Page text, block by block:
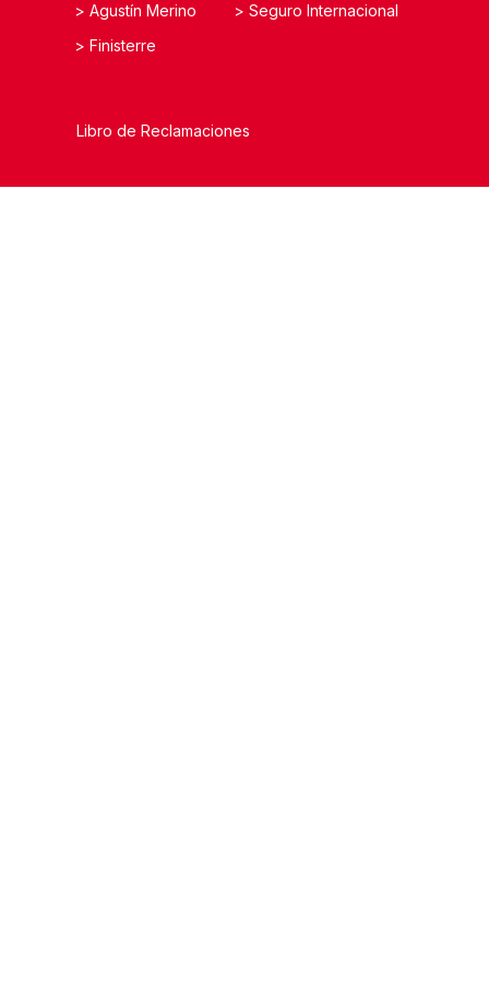
> Agustín Merino
> Finisterre
> Seguro Internacional
Libro de Reclamaciones